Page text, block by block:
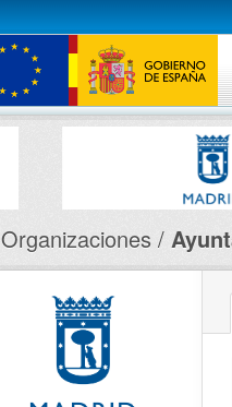
Organizaciones